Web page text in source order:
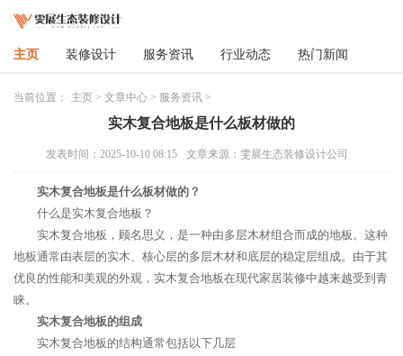
主页 装修设计 服务资讯 行业动态 热门新闻
当前位置： 主页 > 文章中心 > 服务资讯 >
实木复合地板是什么板材做的
发表时间：2025-10-10 08:15 文章来源：雯展生态装修设计公司
实木复合地板是什么板材做的？
什么是实木复合地板？
实木复合地板，顾名思义，是一种由多层木材组合而成的地板。这种
地板通常由表层的实木、核心层的多层木材和底层的稳定层组成。由于其
优良的性能和美观的外观，实木复合地板在现代家居装修中越来越受到青
睐。
实木复合地板的组成
实木复合地板的结构通常包括以下几层